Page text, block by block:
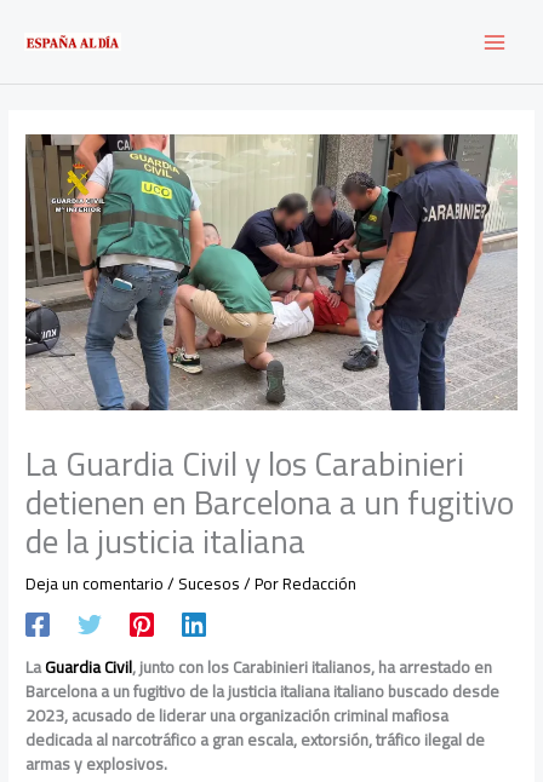
contenido
La Guardia Civil y los Carabinieri
detienen en Barcelona a un fugitivo
de la justicia italiana
Deja un comentario/Sucesos/ PorRedacción
LaGuardia Civil, junto con los Carabinieri italianos, ha arrestado en
Barcelona a un fugitivo de la justicia italiana italiano buscado desde
2023, acusado de liderar una organización criminal mafiosa
dedicada al narcotráfico a gran escala, extorsión, tráfico ilegal de
armas y explosivos.